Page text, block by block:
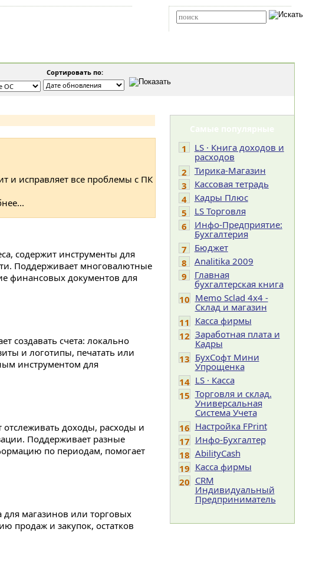
Сортировать по:
и исправляет все проблемы с ПК
содержит инструменты для
Поддерживает многовалютные
финансовых документов для
создавать счета: локально
и логотипы, печатать или
инструментом для
доходы, расходы и
Поддерживает разные
по периодам, помогает
магазинов или торговых
продаж и закупок, остатков
Самые популярные
1
LS · Книга доходов и
расходов
2
Тирика-Магазин
3
Кассовая тетрадь
4
Кадры Плюс
5
LS Торговля
6
Инфо-Предприятие:
Бухгалтерия
7
Бюджет
8
Analitika 2009
9
Главная
бухгалтерская книга
10 Memo Sclad 4x4 -
Склад и магазин
11 Касса фирмы
12 Заработная плата и
Кадры
13 БухСофт Мини
Упрощенка
14 LS · Касса
15 Торговля и склад.
Универсальная
Система Учета
16 Настройка FPrint
17 Инфо-Бухгалтер
18 AbilityCash
19 Касса фирмы
20 CRM
Индивидуальный
Предприниматель